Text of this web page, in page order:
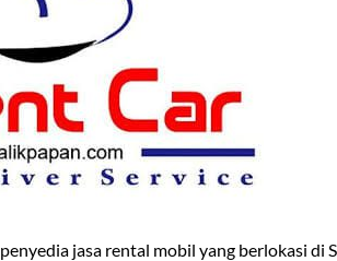
jasa rental mobil yang berlokasi di